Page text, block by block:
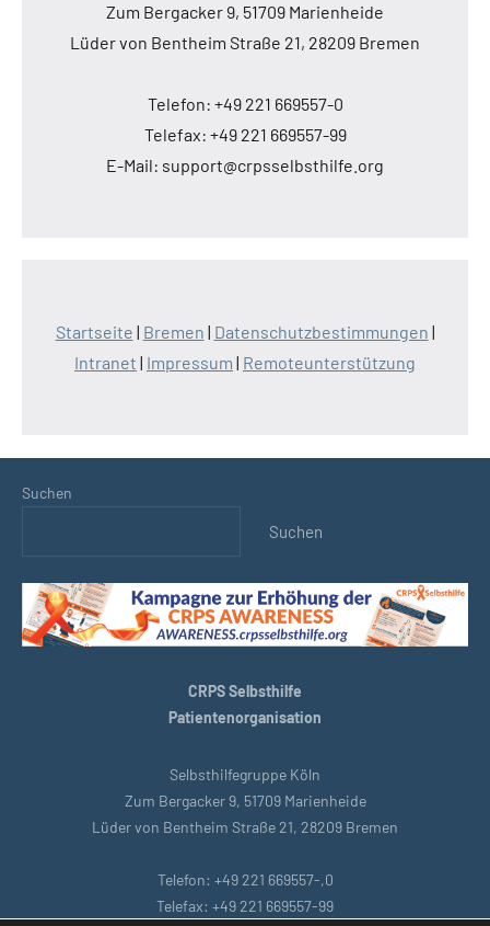
Zum Bergacker 9, 51709 Marienheide
Lüder von Bentheim Straße 21, 28209 Bremen
Telefon: +49 221 669557-0
Telefax: +49 221 669557-99
E-Mail: support@crpsselbsthilfe.org
Startseite | Bremen | Datenschutzbestimmungen |
Intranet | Impressum | Remoteunterstützung
Suchen
Suchen
CRPS Selbsthilfe
Patientenorganisation
Selbsthilfegruppe Köln
Zum Bergacker 9, 51709 Marienheide
Lüder von Bentheim Straße 21, 28209 Bremen
Telefon: +49 221 669557-,0
Telefax: +49 221 669557-99